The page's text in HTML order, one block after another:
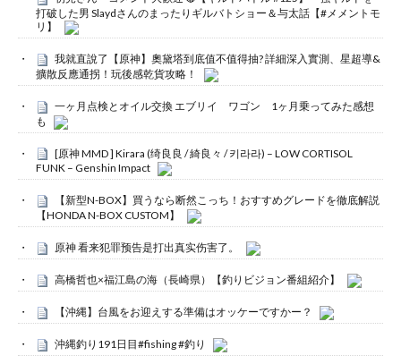
打破した男 Slaydさんのまったりギルバトショー＆与太話【#メメントモ
リ】
我就直說了【原神】奧黛塔到底值不值得抽? 詳細深入實測、星超導&
擴散反應通拐！玩後感乾貨攻略！
一ヶ月点検とオイル交換 エブリイ ワゴン 1ヶ月乗ってみた感想
も
[原神 MMD ] Kirara (绮良良 / 綺良々 / 키라라) – LOW CORTISOL
FUNK – Genshin Impact
【新型N-BOX】買うなら断然こっち！おすすめグレードを徹底解説
【HONDA N-BOX CUSTOM】
原神 看来犯罪预告是打出真实伤害了。
高橋哲也×福江島の海（長崎県）【釣りビジョン番組紹介】
【沖縄】台風をお迎えする準備はオッケーですかー？
沖縄釣り191日目#fishing #釣り